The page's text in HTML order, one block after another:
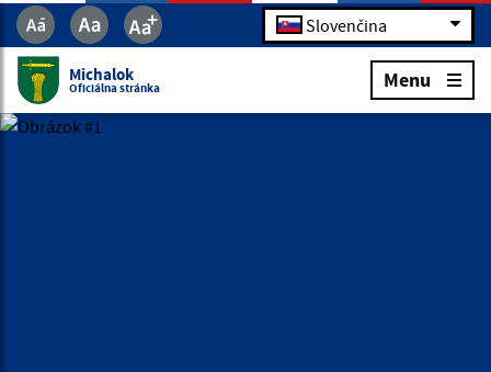
Slovenčina
Michalok
Oficiálna stránka Menu